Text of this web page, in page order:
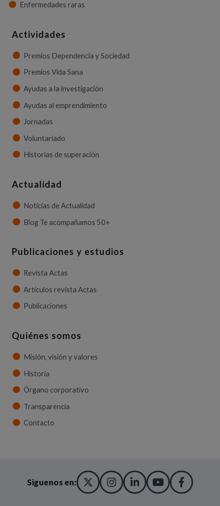
Enfermedades raras
Actividades
Premios Dependencia y Sociedad
Premios Vida Sana
Ayudas a la investigación
Ayudas al emprendimiento
Jornadas
Voluntariado
Historias de superación
Actualidad
Noticias de Actualidad
Blog Te acompañamos 50+
Publicaciones y estudios
Revista Actas
Artículos revista Actas
Publicaciones
Quiénes somos
Misión, visión y valores
Historia
Órgano corporativo
Transparencia
Contacto
Siguenos en: X TWITTER
(ABRE EN NUEVA
INSTAGRAM
(ABRE EN NUEVA
LINKEDIN
(ABRE EN
YOUTUBE
(ABRE EN